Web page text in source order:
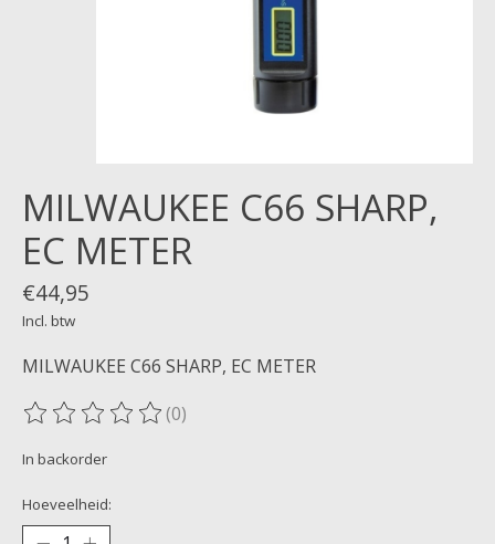
MILWAUKEE C66 SHARP,
EC METER
€44,95
Incl. btw
MILWAUKEE C66 SHARP, EC METER
De beoordeling van dit product is
(0)
In backorder
Hoeveelheid: